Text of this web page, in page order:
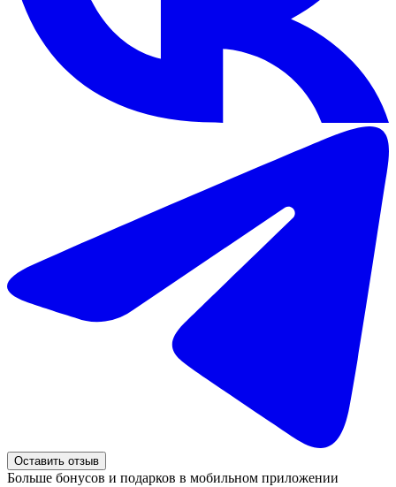
Оставить отзыв
Больше бонусов и подарков в мобильном приложении